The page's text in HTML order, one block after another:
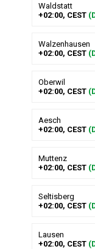
Waldstatt
+02:00, CEST
Walzenhausen
+02:00, CEST
Oberwil
+02:00, CEST
Aesch
+02:00, CEST
Muttenz
+02:00, CEST
Seltisberg
+02:00, CEST
Lausen
+02:00, CEST